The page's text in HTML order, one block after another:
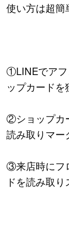
使い方は超簡
①LINEでアフ
ップカードを
②ショップカ
読み取りマー
③来店時にフ
ドを読み取